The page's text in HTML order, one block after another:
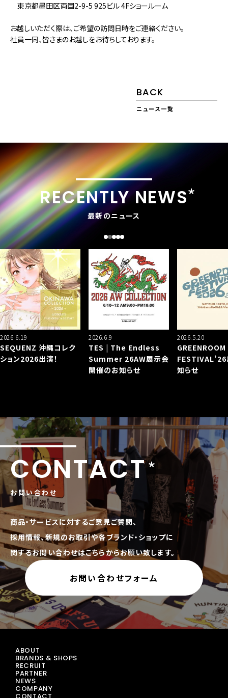
東京都墨田区両国2-9-5 925ビル 4Fショールーム
お越しいただく際は、ご希望の訪問日時をご連絡ください。
社員一同、皆さまのお越しをお待ちしております。
BACK
ニュース一覧
RECENTLY NEWS
最新のニュース
沖縄コレク
2026出演！
2026.6.9
TES | The Endless
Summer 26AW展示会
開催のお知らせ
2026.5.20
GREENROOM
FESTIVAL’26出
知らせ
CONTACT
お問い合わせ
商品・サービスに対するご意見ご質問、
採用情報、新規のお取引や各ブランド・ショップに
関するお問い合わせはこちらからお願い致します。
お問い合わせフォーム
ABOUT
BRANDS & SHOPS
RECRUIT
PARTNER
NEWS
COMPANY